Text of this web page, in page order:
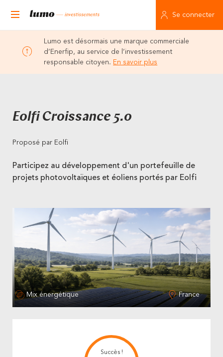
Se connecter
Lumo est désormais une marque commerciale
d’Enerfip, au service de l’investissement
responsable citoyen. En savoir plus
Eolfi Croissance 5.0
Proposé par Eolfi
Participez au développement d'un portefeuille de
projets photovoltaïques et éoliens portés par Eolfi
Mix énergétique France
Succès !